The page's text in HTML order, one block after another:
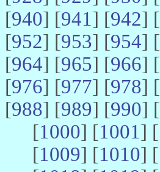
[940] [941] [942] [
[952] [953] [954] [
[964] [965] [966] [
[976] [977] [978] [
[988] [989] [990] [
[1000] [1001] [
[1009] [1010] [